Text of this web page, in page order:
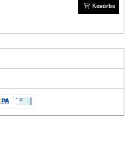
Kosárba